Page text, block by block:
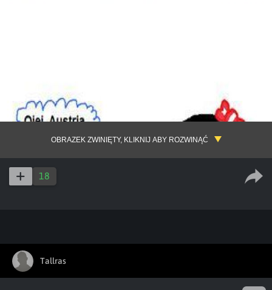
OBRAZEK ZWINIĘTY, KLIKNIJ ABY ROZWINĄĆ
18
Tallras